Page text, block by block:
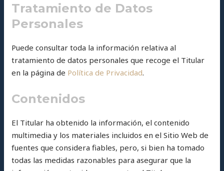
Tratamiento de Datos
Personales
Puede consultar toda la información relativa al
tratamiento de datos personales que recoge el Titular
en la página de Política de Privacidad.
Contenidos
El Titular ha obtenido la información, el contenido
multimedia y los materiales incluidos en el Sitio Web de
fuentes que considera fiables, pero, si bien ha tomado
todas las medidas razonables para asegurar que la